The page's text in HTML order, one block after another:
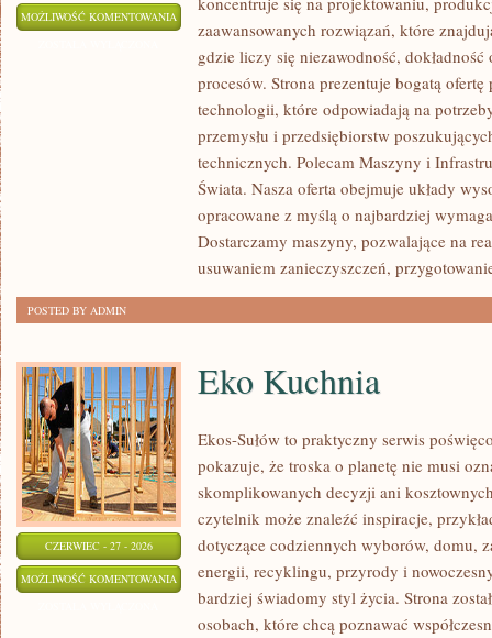
MOŻLIWOŚĆ KOMENTOWANIA
ZRÓWNOWAŻONY
zaawansowanych rozwiązań, które
gdzie liczy się niezawodność,
procesów. Strona prezentuje bogatą ofertę
technologii, które odpowiadają na
przemysłu i przedsiębiorstw
technicznych. Polecam Maszyny i
Świata. Nasza oferta obejmuje układy
opracowane z myślą o najbardziej
Dostarczamy maszyny, pozwalające na
usuwaniem zanieczyszczeń,
POSTED BY ADMIN
CZERWIEC - 27 - 2026
MOŻLIWOŚĆ KOMENTOWANIA
KUCHNIA
Eko Kuchnia
Ekos-Sułów to praktyczny serwis
pokazuje, że troska o planetę nie musi
skomplikowanych decyzji ani
czytelnik może znaleźć inspiracje,
dotyczące codziennych wyborów, domu,
energii, recyklingu, przyrody i
bardziej świadomy styl życia. Strona
osobach, które chcą poznawać